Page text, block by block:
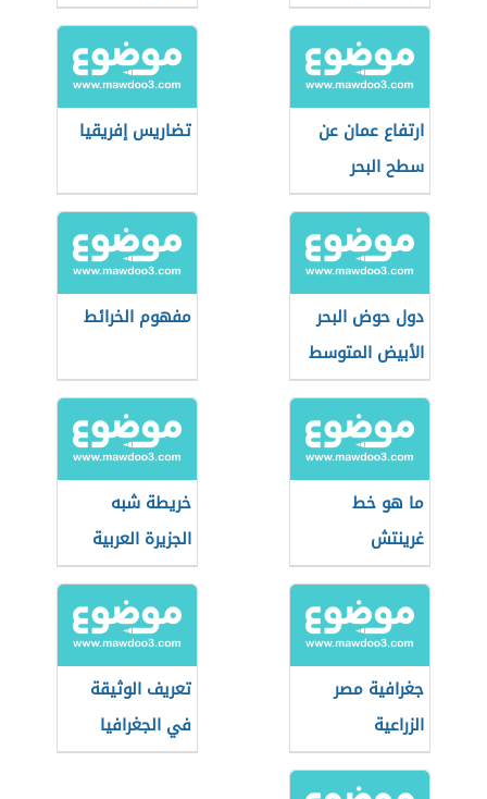
فلسطين
ارتفاع عمان عن
سطح البحر
تضاريس إفريقيا
دول حوض البحر
الأبيض المتوسط
مفهوم الخرائط
ما هو خط
غرينتش
خريطة شبه
الجزيرة العربية
جغرافية مصر
الزراعية
تعريف الوثيقة
في الجغرافيا